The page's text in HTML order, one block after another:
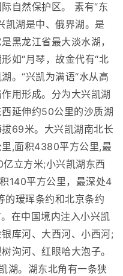
自然保护区。 素有“东
凯湖是中、俄界湖。是
黑龙江省最大淡水湖，
如“月琴，故金代有“北
。“兴凯为满语“水从高
用形成。分为大兴凯湖
延伸约50公里的沙质湖
69米。大兴凯湖南北长
,面积4380平方公里,最
立方米;小兴凯湖东西
140平方公里，最深处4
瑷珲条约和北京条约
在中国境内注入小兴凯
库河、大西河、小西河;
沟河、红眼哈大泡子。
湖。湖东北角有一条狭